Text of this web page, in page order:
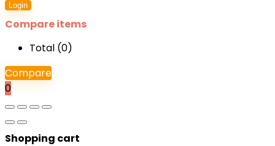
Login
Compare items
Total (0)
Compare
0
Shopping cart